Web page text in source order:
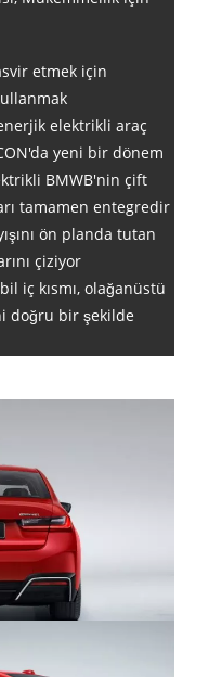
etmek için
elektrikli araç
yeni bir dönem
BMWB'nin çift
tamamen entegredir
ön planda tutan
çiziyor
iç kısmı, olağanüstü
doğru bir şekilde